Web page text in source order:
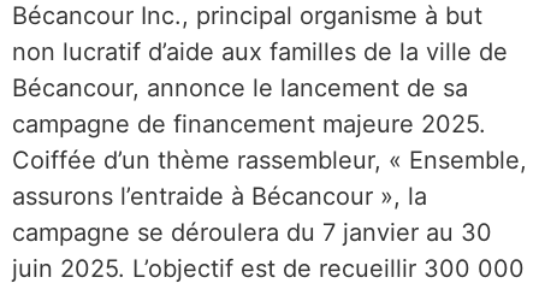
Bécancour Inc., principal organisme à but
non lucratif d’aide aux familles de la ville de
Bécancour, annonce le lancement de sa
campagne de financement majeure 2025.
Coiffée d’un thème rassembleur, « Ensemble,
assurons l’entraide à Bécancour », la
campagne se déroulera du 7 janvier au 30
juin 2025. L’objectif est de recueillir 300 000